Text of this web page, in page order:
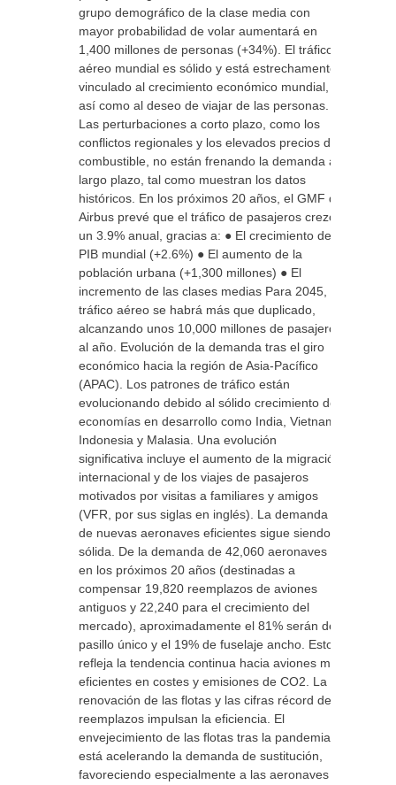
grupo demográfico de la clase media con
mayor probabilidad de volar aumentará en
1,400 millones de personas (+34%). El tráfico
aéreo mundial es sólido y está estrechamente
vinculado al crecimiento económico mundial,
así como al deseo de viajar de las personas.
Las perturbaciones a corto plazo, como los
conflictos regionales y los elevados precios del
combustible, no están frenando la demanda a
largo plazo, tal como muestran los datos
históricos. En los próximos 20 años, el GMF de
Airbus prevé que el tráfico de pasajeros crezca
un 3.9% anual, gracias a: ● El crecimiento del
PIB mundial (+2.6%) ● El aumento de la
población urbana (+1,300 millones) ● El
incremento de las clases medias Para 2045, el
tráfico aéreo se habrá más que duplicado,
alcanzando unos 10,000 millones de pasajeros
al año. Evolución de la demanda tras el giro
económico hacia la región de Asia-Pacífico
(APAC). Los patrones de tráfico están
evolucionando debido al sólido crecimiento de
economías en desarrollo como India, Vietnam,
Indonesia y Malasia. Una evolución
significativa incluye el aumento de la migración
internacional y de los viajes de pasajeros
motivados por visitas a familiares y amigos
(VFR, por sus siglas en inglés). La demanda
de nuevas aeronaves eficientes sigue siendo
sólida. De la demanda de 42,060 aeronaves
en los próximos 20 años (destinadas a
compensar 19,820 reemplazos de aviones
antiguos y 22,240 para el crecimiento del
mercado), aproximadamente el 81% serán de
pasillo único y el 19% de fuselaje ancho. Esto
refleja la tendencia continua hacia aviones más
eficientes en costes y emisiones de CO2. La
renovación de las flotas y las cifras récord de
reemplazos impulsan la eficiencia. El
envejecimiento de las flotas tras la pandemia
está acelerando la demanda de sustitución,
favoreciendo especialmente a las aeronaves